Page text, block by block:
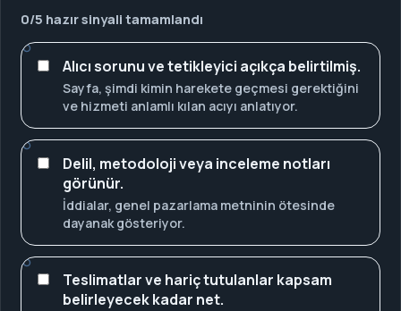
0/5 hazır sinyali tamamlandı
Alıcı sorunu ve tetikleyici açıkça belirtilmiş.
Sayfa, şimdi kimin harekete geçmesi gerektiğini
ve hizmeti anlamlı kılan acıyı anlatıyor.
Delil, metodoloji veya inceleme notları
görünür.
İddialar, genel pazarlama metninin ötesinde
dayanak gösteriyor.
Teslimatlar ve hariç tutulanlar kapsam
belirleyecek kadar net.